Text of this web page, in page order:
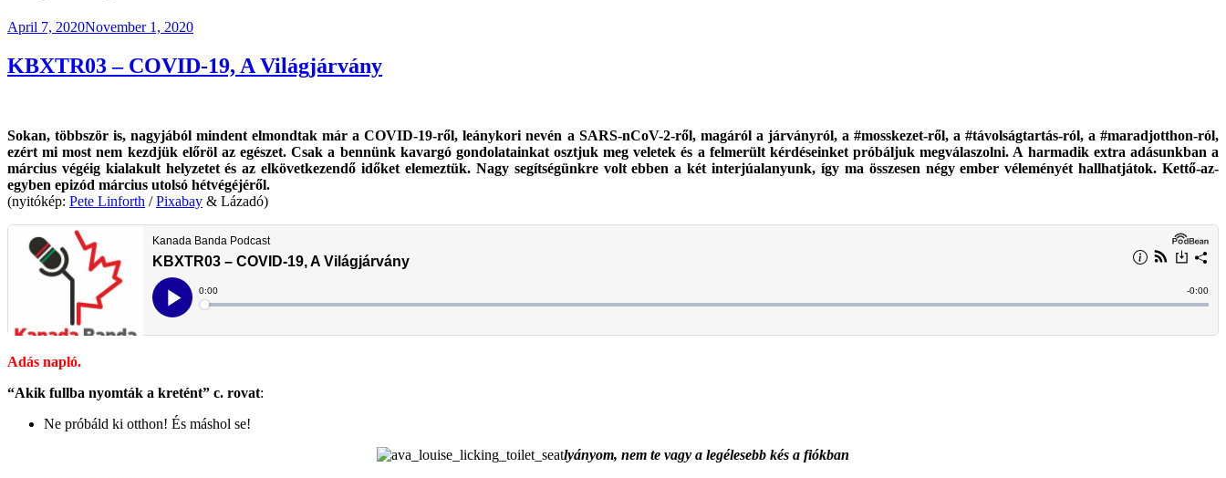
Posted
April 7, 2020November 1, 2020
KBXTR03 – COVID-19, A Világjárvány
Sokan, többször is, nagyjából mindent elmondtak már a COVID-19-ről, leánykori nevén a SARS-nCoV-2-ről, magáról a járványról, a #mosskezet-ről, a #távolságtartás-ról, a #maradjotthon-ról,
ezért mi most nem kezdjük előröl az egészet. Csak a bennünk kavargó gondolatainkat osztjuk meg veletek és a felmerült kérdéseinket próbáljuk megválaszolni. A harmadik extra adásunkban a
március végéig kialakult helyzetet és az elkövetkezendő időket elemeztük. Nagy segítségünkre volt ebben a két interjúalanyunk, így ma összesen négy ember véleményét hallhatjátok. Kettő-az-
egyben epizód március utolsó hétvégéjéről.
(nyitókép: Pete Linforth /Pixabay & Lázadó)
Adás napló.
“Akik fullba nyomták a kretént” c. rovat:
Ne próbáld ki otthon! És máshol se!
lyányom, nem te vagy a legélesebb kés a fiókban